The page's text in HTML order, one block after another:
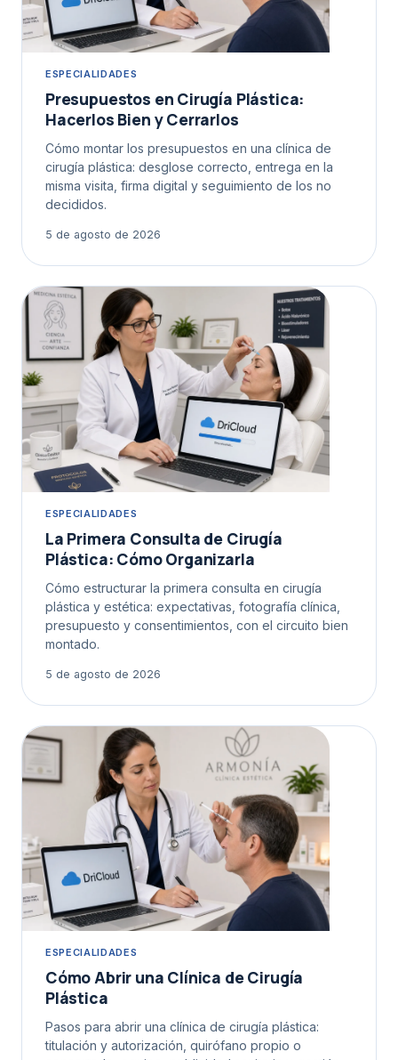
ESPECIALIDADES
Presupuestos en Cirugía Plástica:
Hacerlos Bien y Cerrarlos
Cómo montar los presupuestos en una clínica de
cirugía plástica: desglose correcto, entrega en la
misma visita, firma digital y seguimiento de los no
decididos.
5 de agosto de 2026
ESPECIALIDADES
La Primera Consulta de Cirugía
Plástica: Cómo Organizarla
Cómo estructurar la primera consulta en cirugía
plástica y estética: expectativas, fotografía clínica,
presupuesto y consentimientos, con el circuito bien
montado.
5 de agosto de 2026
ESPECIALIDADES
Cómo Abrir una Clínica de Cirugía
Plástica
Pasos para abrir una clínica de cirugía plástica:
titulación y autorización, quirófano propio o